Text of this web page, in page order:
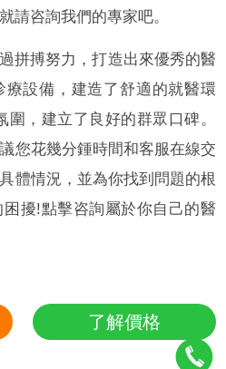
請咨詢我們的專家吧。
拼搏努力，打造出來優秀的醫
設備，建造了舒適的就醫環
，建立了良好的群眾口碑。
您花幾分鍾時間和客服在線交
體情況，並為你找到問題的根
擾!點擊咨詢屬於你自己的醫
了解價格